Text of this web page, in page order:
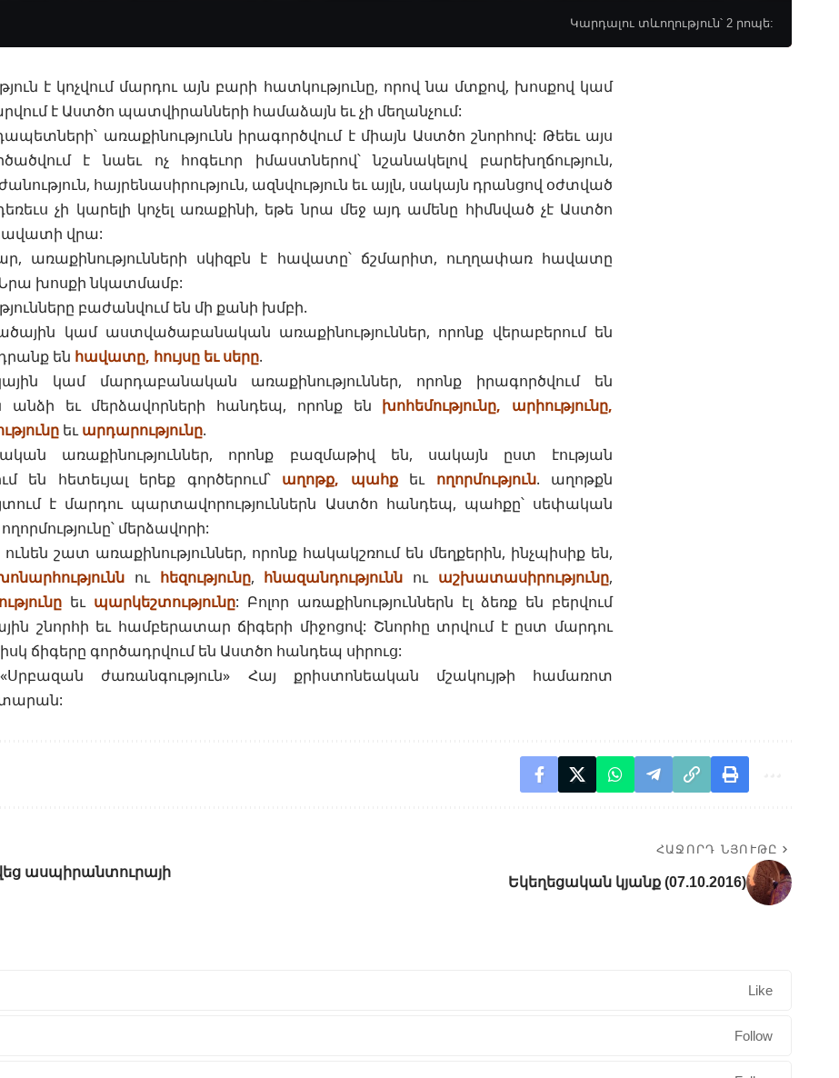
Կարդալու տևողություն՝ 2 րոպե:
է կոչվում մարդու այն բարի հատկությունը, որով նա մտքով, խոսքով կամ
է Աստծո պատվիրանների համաձայն եւ չի մեղանչում:
՝ առաքինությունն իրագործվում է միայն Աստծո շնորհով: Թեեւ այս
է նաեւ ոչ հոգեւոր իմաստներով՝ նշանակելով բարեխղճություն,
հայրենասիրություն, ազնվություն եւ այլն, սակայն դրանցով օժտված
չի կարելի կոչել առաքինի, եթե նրա մեջ այդ ամենը հիմնված չէ Աստծո
վրա:
առաքինությունների սկիզբն է հավատը՝ ճշմարիտ, ուղղափառ հավատը
խոսքի նկատմամբ:
բաժանվում են մի քանի խմբի.
կամ աստվածաբանական առաքինություններ, որոնք վերաբերում են
են հավատը, հույսը եւ սերը.
կամ մարդաբանական առաքինություններ, որոնք իրագործվում են
եւ մերձավորների հանդեպ, որոնք են խոհեմությունը, արիությունը,
եւարդարությունը.
առաքինություններ, որոնք բազմաթիվ են, սակայն ըստ էության
են հետեւյալ երեք գործերում՝ աղոթք, պահքեւ ողորմություն. աղոթքն
է մարդու պարտավորություններն Աստծո հանդեպ, պահքը՝ սեփական
մերձավորի:
ունեն շատ առաքինություններ, որոնք հակակշռում են մեղքերին, ինչպիսիք են,
ու հեզությունը, հնազանդությունն ու աշխատասիրությունը,
եւ պարկեշտությունը: Բոլոր առաքինություններն էլ ձեռք են բերվում
շնորհի եւ համբերատար ճիգերի միջոցով: Շնորհը տրվում է ըստ մարդու
ճիգերը գործադրվում են Աստծո հանդեպ սիրուց:
«Սրբազան ժառանգություն» Հայ քրիստոնեական մշակույթի համառոտ
ասպիրանտուրայի
ՀԱՋՈՐԴ ՆՅՈՒԹԸ
Եկեղեցական կյանք (07.10.2016)
Like
Follow